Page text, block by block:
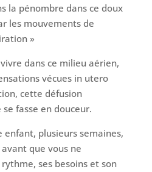
la pénombre dans ce doux
les mouvements de
»
dans ce milieu aérien,
vécues in utero
cette défusion
fasse en douceur.
enfant, plusieurs semaines,
que vous ne
ses besoins et son